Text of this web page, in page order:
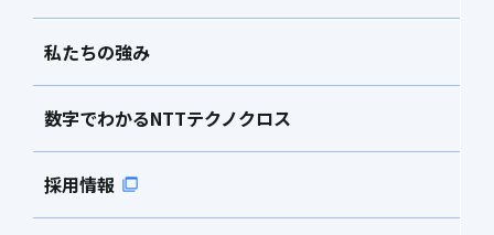
私たちの強み
数字でわかるNTTテクノクロス
採用情報